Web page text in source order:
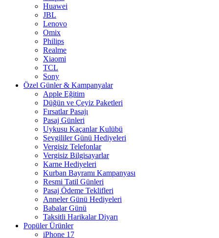
Huawei
JBL
Lenovo
Omix
Philips
Realme
Xiaomi
TCL
Sony
Özel Günler & Kampanyalar
Apple Eğitim
Düğün ve Çeyiz Paketleri
Fırsatlar Pasajı
Pasaj Günleri
Uykusu Kaçanlar Kulübü
Sevgililer Günü Hediyeleri
Vergisiz Telefonlar
Vergisiz Bilgisayarlar
Karne Hediyeleri
Kurban Bayramı Kampanyası
Resmi Tatil Günleri
Pasaj Ödeme Teklifleri
Anneler Günü Hediyeleri
Babalar Günü
Taksitli Harikalar Diyarı
Popüler Ürünler
iPhone 17